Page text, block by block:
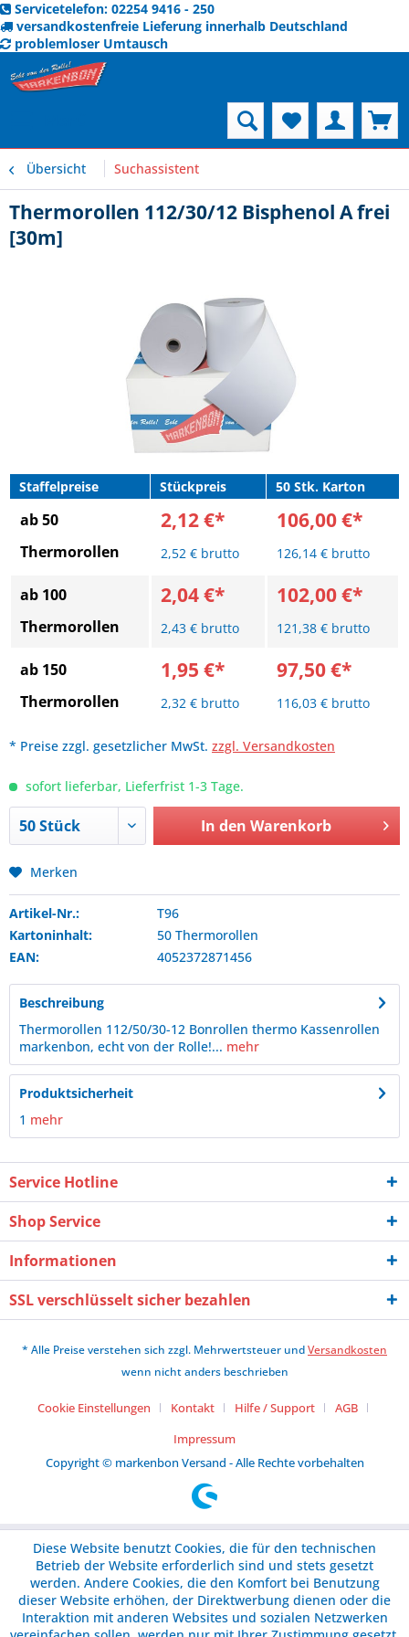
Servicetelefon: 02254 9416 - 250
versandkostenfreie Lieferung innerhalb Deutschland
problemloser Umtausch
Übersicht Suchassistent
Thermorollen 112/30/12 Bisphenol A frei
[30m]
Staffelpreise Stückpreis 50 Stk. Karton
ab 50
Thermorollen
2,12 €*
2,52 € brutto
106,00 €*
126,14 € brutto
ab 100
Thermorollen
2,04 €*
2,43 € brutto
102,00 €*
121,38 € brutto
ab 150
Thermorollen
1,95 €*
2,32 € brutto
97,50 €*
116,03 € brutto
* Preise zzgl. gesetzlicher MwSt. zzgl. Versandkosten
sofort lieferbar, Lieferfrist 1-3 Tage.
In den Warenkorb
Merken
Artikel-Nr.:
T96
Kartoninhalt:
50 Thermorollen
EAN:
4052372871456
Beschreibung
Thermorollen 112/50/30-12 Bonrollen thermo Kassenrollen
markenbon, echt von der Rolle!... mehr
Produktsicherheit
1 mehr
Service Hotline
Shop Service
Informationen
SSL verschlüsselt sicher bezahlen
* Alle Preise verstehen sich zzgl. Mehrwertsteuer undVersandkosten
wenn nicht anders beschrieben
Cookie Einstellungen Kontakt Hilfe / Support
AGB
Impressum
Copyright © markenbon Versand - Alle Rechte vorbehalten
Diese Website benutzt Cookies, die für den technischen
Betrieb der Website erforderlich sind und stets gesetzt
werden. Andere Cookies, die den Komfort bei Benutzung
dieser Website erhöhen, der Direktwerbung dienen oder die
Interaktion mit anderen Websites und sozialen Netzwerken